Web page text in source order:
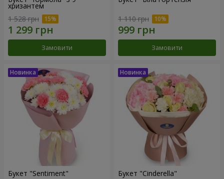
хризантем
1 528 грн
Замовити
1 110 грн
Замовити
Букет "Sentiment" Букет "Cinderella"